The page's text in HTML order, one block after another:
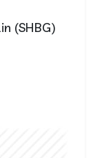
(SHBG)